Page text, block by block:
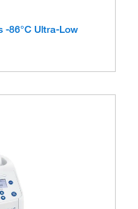
-86°C Ultra-Low